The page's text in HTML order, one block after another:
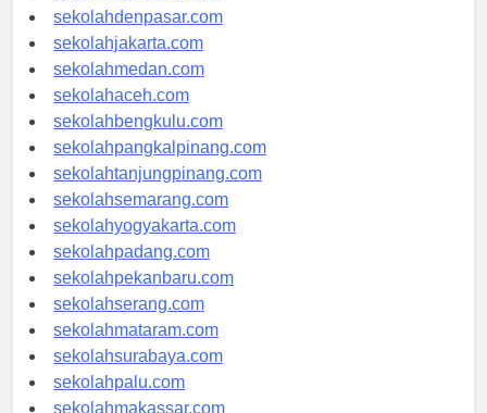
sekolahbandung.com
sekolahdenpasar.com
sekolahjakarta.com
sekolahmedan.com
sekolahaceh.com
sekolahbengkulu.com
sekolahpangkalpinang.com
sekolahtanjungpinang.com
sekolahsemarang.com
sekolahyogyakarta.com
sekolahpadang.com
sekolahpekanbaru.com
sekolahserang.com
sekolahmataram.com
sekolahsurabaya.com
sekolahpalu.com